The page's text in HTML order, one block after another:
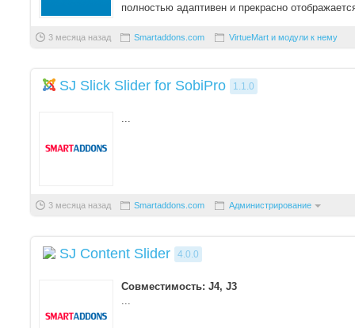
полностью адаптивен и прекрасно
3 месяца назад Smartaddons.com VirtueMart и модули к нему
SJ Slick Slider for SobiPro 1.1.0
...
3 месяца назад Smartaddons.com Администрирование
SJ Content Slider 4.0.0
Совместимость: J4, J3
...